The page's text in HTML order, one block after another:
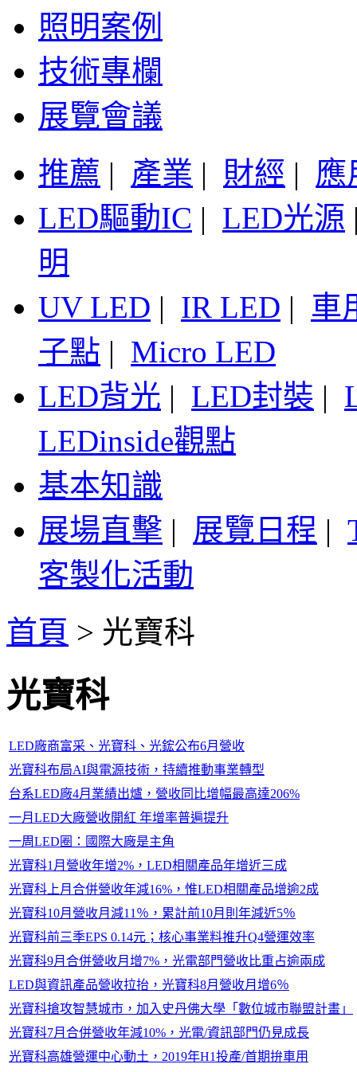
照明案例
技術專欄
展覽會議
推薦 | 產業 | 財經 | 應
LED驅動IC | LED光源
明
UV LED | IR LED | 車
子點 | Micro LED
LED背光 | LED封裝 |
LEDinside觀點
基本知識
展場直擊 | 展覽日程 |
客製化活動
首頁 > 光寶科
光寶科
LED廠商富采、光寶科、光鋐公布6月營收
光寶科布局AI與電源技術，持續推動事業轉型
台系LED廠4月業績出爐，營收同比增幅最高達206%
一月LED大廠營收開紅 年增率普遍提升
一周LED圈：國際大廠是主角
光寶科1月營收年增2%，LED相關產品年增近三成
光寶科上月合併營收年減16%，惟LED相關產品增逾2成
光寶科10月營收月減11％，累計前10月則年減近5％
光寶科前三季EPS 0.14元；核心事業料推升Q4營運效率
光寶科9月合併營收月增7%，光電部門營收比重占逾兩成
LED與資訊產品營收拉抬，光寶科8月營收月增6％
光寶科搶攻智慧城市，加入史丹佛大學「數位城市聯盟計畫」
光寶科7月合併營收年減10%，光電/資訊部門仍見成長
光寶科高雄營運中心動土，2019年H1投產/首期拚車用